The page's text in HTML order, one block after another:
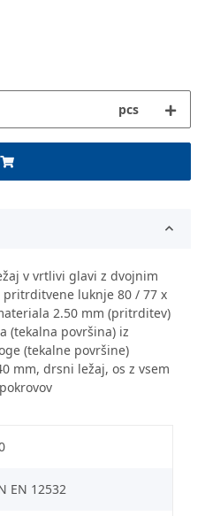
pcs
v vrtlivi glavi z dvojnim
luknje 80 / 77 x
2.50 mm (pritrditev)
(tekalna površina) iz
(tekalne površine)
mm, drsni ležaj, os z vsem
EN 12532